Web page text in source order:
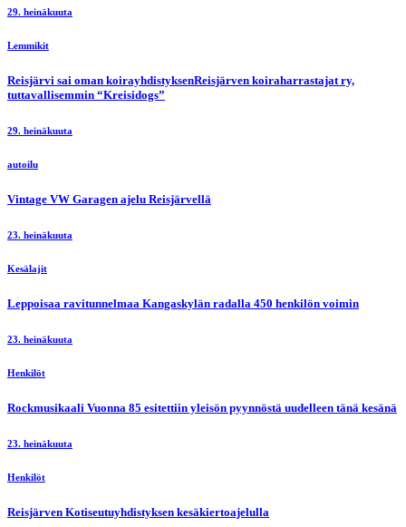
29. heinäkuuta
Lemmikit
Reisjärvi sai oman koirayhdistyksenReisjärven koiraharrastajat ry,
tuttavallisemmin “Kreisidogs”
29. heinäkuuta
autoilu
Vintage VW Garagen ajelu Reisjärvellä
23. heinäkuuta
Kesälajit
Leppoisaa ravitunnelmaa Kangaskylän radalla 450 henkilön voimin
23. heinäkuuta
Henkilöt
Rockmusikaali Vuonna 85 esitettiin yleisön pyynnöstä uudelleen tänä kesänä
23. heinäkuuta
Henkilöt
Reisjärven Kotiseutuyhdistyksen kesäkiertoajelulla